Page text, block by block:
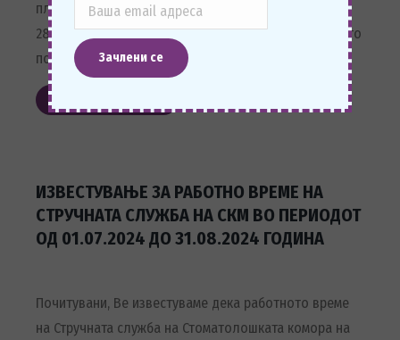
платформата Zoom. Состанокот се одржа на
28.06.2024 (петок) со почеток во 12:00 часот. За да го
погледнете видеото кликнете на следниов ЛИНК
ИЗВЕСТУВАЊЕ ЗА РАБОТНО ВРЕМЕ НА
СТРУЧНАТА СЛУЖБА НА СКМ ВО ПЕРИОДОТ
ОД 01.07.2024 ДО 31.08.2024 ГОДИНА
Почитувани, Ве известуваме дека работното време
на Стручната служба на Стоматолошката комора на